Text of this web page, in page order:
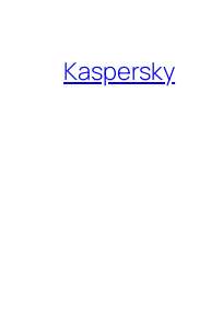
contenido
Kaspersky